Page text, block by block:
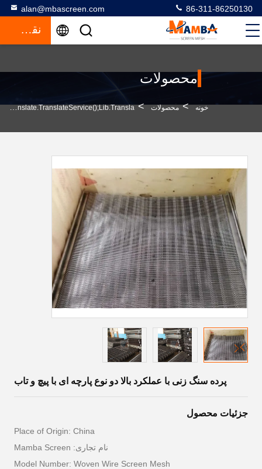
alan@mbascreen.com 86-311-86250130
نقل قول
محصولات
خونه > محصولات >
Quarry Screen Meshfunction GtElInit() {var Lib = New Google.translate.TranslateService();lib.transla
پرده سنگ زنی با عملکرد بالا دو نوع پارچه ای با پیچ و تاب
جزئیات محصول
Place of Origin: China
نام تجاری: Mamba Screen
Model Number: Woven Wire Screen Mesh